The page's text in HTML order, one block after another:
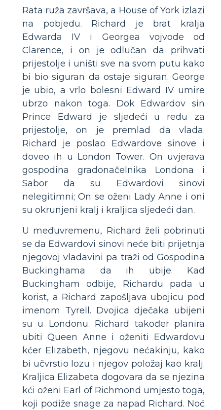
Rata ruža završava, a House of York izlazi
na pobjedu. Richard je brat kralja
Edwarda IV i Georgea vojvode od
Clarence, i on je odlučan da prihvati
prijestolje i uništi sve na svom putu kako
bi bio siguran da ostaje siguran. George
je ubio, a vrlo bolesni Edward IV umire
ubrzo nakon toga. Dok Edwardov sin
Prince Edward je sljedeći u redu za
prijestolje, on je premlad da vlada.
Richard je poslao Edwardove sinove i
doveo ih u London Tower. On uvjerava
gospodina gradonačelnika Londona i
Sabor da su Edwardovi sinovi
nelegitimni; On se oženi Lady Anne i oni
su okrunjeni kralj i kraljica sljedeći dan.
U međuvremenu, Richard želi pobrinuti
se da Edwardovi sinovi neće biti prijetnja
njegovoj vladavini pa traži od Gospodina
Buckinghama da ih ubije. Kad
Buckingham odbije, Richardu pada u
korist, a Richard zapošljava ubojicu pod
imenom Tyrell. Dvojica dječaka ubijeni
su u Londonu. Richard također planira
ubiti Queen Anne i oženiti Edwardovu
kćer Elizabeth, njegovu nećakinju, kako
bi učvrstio lozu i njegov položaj kao kralj.
Kraljica Elizabeta dogovara da se njezina
kći oženi Earl of Richmond umjesto toga,
koji podiže snage za napad Richard. Noć